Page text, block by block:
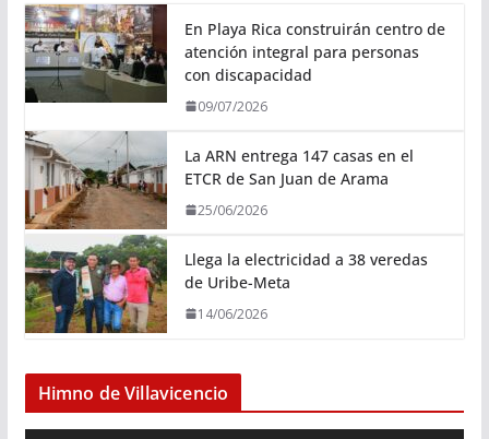
En Playa Rica construirán centro de
atención integral para personas
con discapacidad
09/07/2026
La ARN entrega 147 casas en el
ETCR de San Juan de Arama
25/06/2026
Llega la electricidad a 38 veredas
de Uribe-Meta
14/06/2026
Himno de Villavicencio